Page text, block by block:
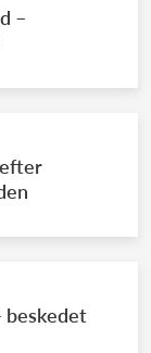
–
beskedet